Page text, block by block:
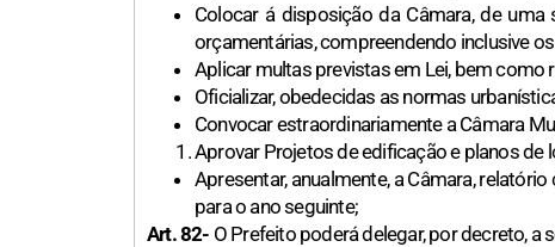
Colocar á disposição da Câmara, de
orçamentárias, compreendendo inclusive
Aplicar multas previstas em Lei, bem
Oficializar, obedecidas as normas
Convocar estraordinariamente a Câmara
Aprovar Projetos de edificação e planos de
Apresentar, anualmente, a Câmara,
para o ano seguinte;
Art. 82- O Prefeito poderá delegar, por decreto, a